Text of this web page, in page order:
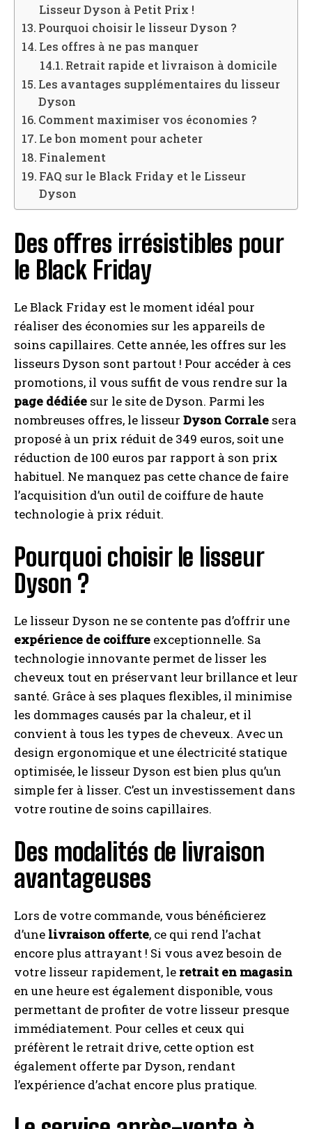
Lisseur Dyson à Petit Prix !
Pourquoi choisir le lisseur Dyson ?
Les offres à ne pas manquer
Retrait rapide et livraison à domicile
Les avantages supplémentaires du lisseur
Dyson
Comment maximiser vos économies ?
Le bon moment pour acheter
Finalement
FAQ sur le Black Friday et le Lisseur
Dyson
Des offres irrésistibles pour
le Black Friday
Le Black Friday est le moment idéal pour
réaliser des économies sur les appareils de
soins capillaires. Cette année, les offres sur les
lisseurs Dyson sont partout ! Pour accéder à ces
promotions, il vous suffit de vous rendre sur la
page dédiée sur le site de Dyson. Parmi les
nombreuses offres, le lisseur Dyson Corrale sera
proposé à un prix réduit de 349 euros, soit une
réduction de 100 euros par rapport à son prix
habituel. Ne manquez pas cette chance de faire
l’acquisition d’un outil de coiffure de haute
technologie à prix réduit.
Pourquoi choisir le lisseur
Dyson ?
Le lisseur Dyson ne se contente pas d’offrir une
expérience de coiffure exceptionnelle. Sa
technologie innovante permet de lisser les
cheveux tout en préservant leur brillance et leur
santé. Grâce à ses plaques flexibles, il minimise
les dommages causés par la chaleur, et il
convient à tous les types de cheveux. Avec un
design ergonomique et une électricité statique
optimisée, le lisseur Dyson est bien plus qu’un
simple fer à lisser. C’est un investissement dans
votre routine de soins capillaires.
Des modalités de livraison
avantageuses
Lors de votre commande, vous bénéficierez
d’une livraison offerte, ce qui rend l’achat
encore plus attrayant ! Si vous avez besoin de
votre lisseur rapidement, le retrait en magasin
en une heure est également disponible, vous
permettant de profiter de votre lisseur presque
immédiatement. Pour celles et ceux qui
préfèrent le retrait drive, cette option est
également offerte par Dyson, rendant
l’expérience d’achat encore plus pratique.